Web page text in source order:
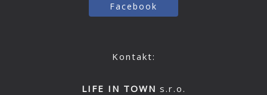
Facebook
Kontakt:
LIFE IN TOWN s.r.o.